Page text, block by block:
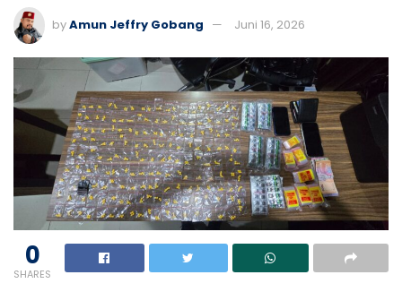
byAmun Jeffry Gobang Juni 16, 2026
0
SHARES